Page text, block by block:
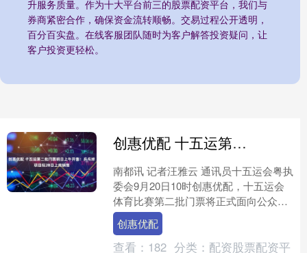
升服务质量。作为十大平台前三的股票配资平台，我们与
券商紧密合作，确保资金流转顺畅。交易过程公开透明，
百分百实盘。在线客服团队随时为客户解答投资疑问，让
客户投资更轻松。
创惠优配 十五运第二批门票明日上午开售！乒乓球项目拟28日上线销售
南都讯 记者汪雅云 通讯员十五运会粤执
委会9月20日10时创惠优配，十五运会
体育比赛第二批门票将正式面向公众开
售。本次第二批开售的十五运会比赛项
目共17项，涵盖....
创惠优配
查看： 182 分类： 配资股票配资平